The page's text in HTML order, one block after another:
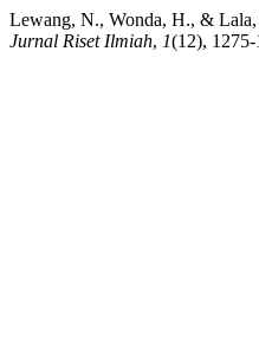
Lewang, N., Wonda, H., &
Jurnal Riset Ilmiah, 1(12), 1275-